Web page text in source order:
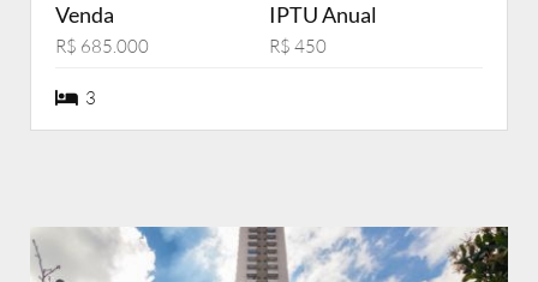
Venda
R$ 685.000
IPTU Anual
R$ 450
3 dormiórios
3